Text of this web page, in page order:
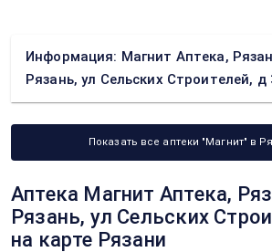
Информация: Магнит Аптека,
Рязань, ул Сельских Строителей,
Показать все аптеки "Магнит" в
Аптека Магнит Аптека,
Рязань, ул Сельских
на карте Рязани